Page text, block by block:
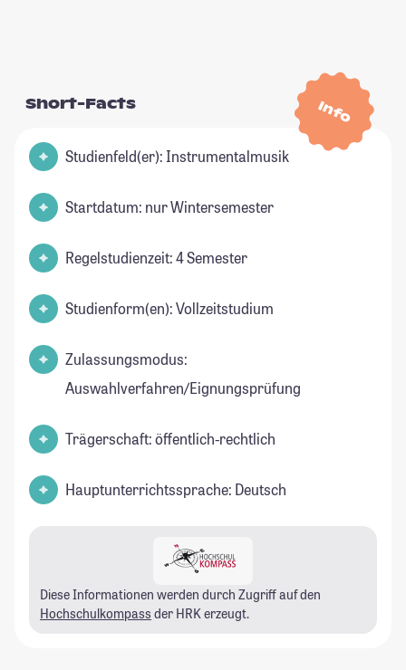
Info
Short-Facts
Studienfeld(er): Instrumentalmusik
Startdatum: nur Wintersemester
Regelstudienzeit: 4 Semester
Studienform(en): Vollzeitstudium
Zulassungsmodus:
Auswahlverfahren/Eignungsprüfung
Trägerschaft: öffentlich-rechtlich
Hauptunterrichtssprache: Deutsch
Diese Informationen werden durch Zugriff auf den
Hochschulkompass der HRK erzeugt.